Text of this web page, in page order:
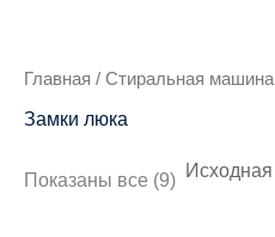
Главная / Стиральная машина
Замки люка
Показаны все (9)